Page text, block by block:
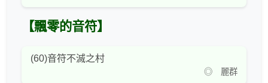
【飄零的音符】
(60)音符不滅之村
◎ 麗群